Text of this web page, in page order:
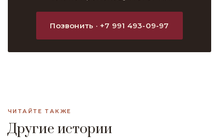
Позвонить · +7 991 493-09-97
ЧИТАЙТЕ ТАКЖЕ
Другие истории